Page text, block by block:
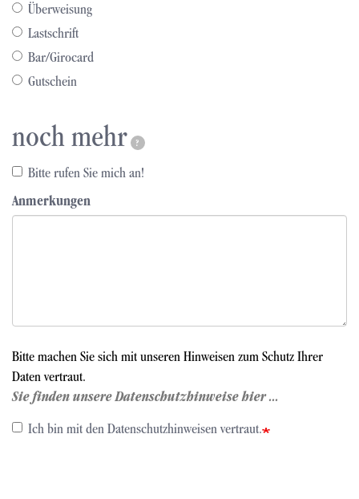
Überweisung
Lastschrift
Bar/Girocard
Gutschein
noch mehr ?
Bitte rufen Sie mich an!
Anmerkungen
Bitte machen Sie sich mit unseren Hinweisen zum Schutz Ihrer
Daten vertraut.
Sie finden unsere Datenschutzhinweise hier ...
Ich bin mit den Datenschutzhinweisen vertraut.